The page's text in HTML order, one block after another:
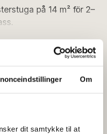
Om
dit samtykke til at
på 14 m² för 2–
känns den rymlig tack
planlösning.
pentry med
kokplattor, kylskåp (utan
finns ett hopfällbart
värms upp med